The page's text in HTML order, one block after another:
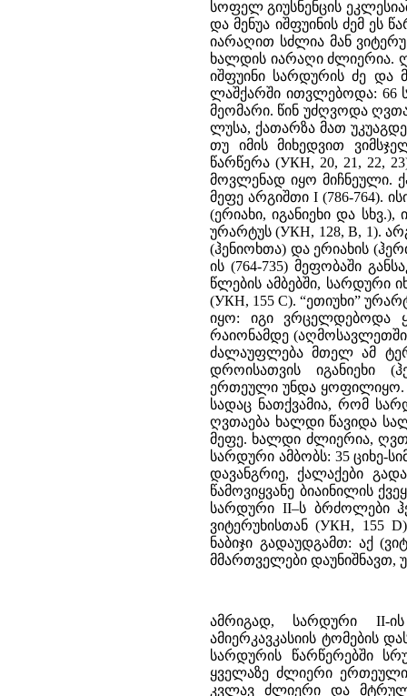
სოფელ გიუსნენცის
და მენუა იშფუინის ძემ ეს
იარაღით სძლია მან
ხალდის იარაღი ძლიერია.
იშფუინი სარდურის ძე და
ლაშქარში ითვლებოდა: 66
მეომარი. წინ უძღვოდა
ლუსა, ქათარზა მათ
თუ იმის მიხედვით
წარწერა (УКН, 20, 21, 22,
მოვლენად იყო მიჩნეული.
მეფე არგიშთი I (786-764).
(ერიახი, იგანიეხი და
ურარტუს (УКН, 128, В, 1).
(ჰენიოხთა) და ერიახის
ის (764-735) მეფობაში
წლების ამბებში, სარდური
(УКН, 155 C). “ეთიუხი”
იყო: იგი ვრცელდებოდა
რაიონამდე
ძალაუფლება მთელ ამ
დროისათვის იგანიეხი
ერთეული უნდა ყოფილიყო.
სადაც ნათქვამია, რომ
ღვთაება ხალდი წავიდა
მეფე. ხალდი ძლიერია,
სარდური ამბობს: 35 ციხე-
დავანგრიე, ქალაქები
წამოვიყვანე ბიაინილის
სარდური II–ს ბრძოლები
ვიტერუხისთან (УКН, 155
ნაბიჯი გადაუდგამთ: აქ
მმართველები დაუნიშნავთ,
ამრიგად, სარდური II-
ამიერკავკასიის ტომების
სარდურის წარწერებში
ყველაზე ძლიერი
კვლავ ძლიერი და